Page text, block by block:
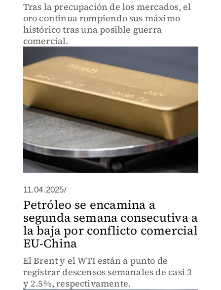
Tras la precupación de los mercados, el
oro continua rompiendo sus máximo
histórico tras una posible guerra
comercial.
11.04.2025/
Petróleo se encamina a
segunda semana consecutiva a
la baja por conflicto comercial
EU-China
El Brent y el WTI están a punto de
registrar descensos semanales de casi 3
y 2.5%, respectivamente.